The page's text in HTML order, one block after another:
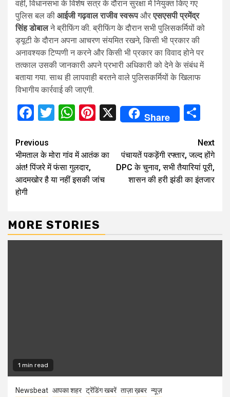
वहीं, विधानसभा के विशेष सत्र के दौरान सुरक्षा में नियुक्त किए गए
पुलिस बल की आईजी गढ़वाल राजीव स्वरूपऔरएसएसपी प्रमेंद्र
सिंह डोबालने ब्रीफिंग की. ब्रीफिंग के दौरान सभी पुलिसकर्मियों को
ड्यूटी के दौरान अपना आचरण संयमित रखने, किसी भी प्रकार की
अनावश्यक टिप्पणी न करने और किसी भी प्रकार का विवाद होने पर
तत्काल उसकी जानकारी अपने प्रभारी अधिकारी को देने के संबंध में
बताया गया. साथ ही लापवाही बरतने वाले पुलिसकर्मियों के खिलाफ
विभागीय कार्रवाई की जाएगी.
Facebook
Twitter
WhatsApp
Pinterest
X Share
Continue
Reading
Previous
भीमताल के मोरा गांव में आतंक का
अंत! पिंजरे में फंसा गुलदार,
आदमखोर है या नहीं इसकी जांच
होगी
Next
पंचायतें पकड़ेंगी रफ्तार, जल्द होंगे
DPC के चुनाव, सभी तैयारियां पूरी,
शासन की हरी झंडी का इंतजार
MORE STORIES
1 min read
Newsbeat आपका शहर ट्रेंडिंग खबरें ताज़ा ख़बर न्यूज़